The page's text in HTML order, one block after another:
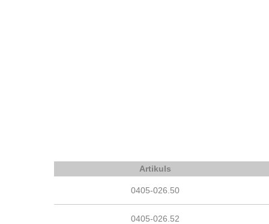
Artikuls
0405-026.50
0405-026.52